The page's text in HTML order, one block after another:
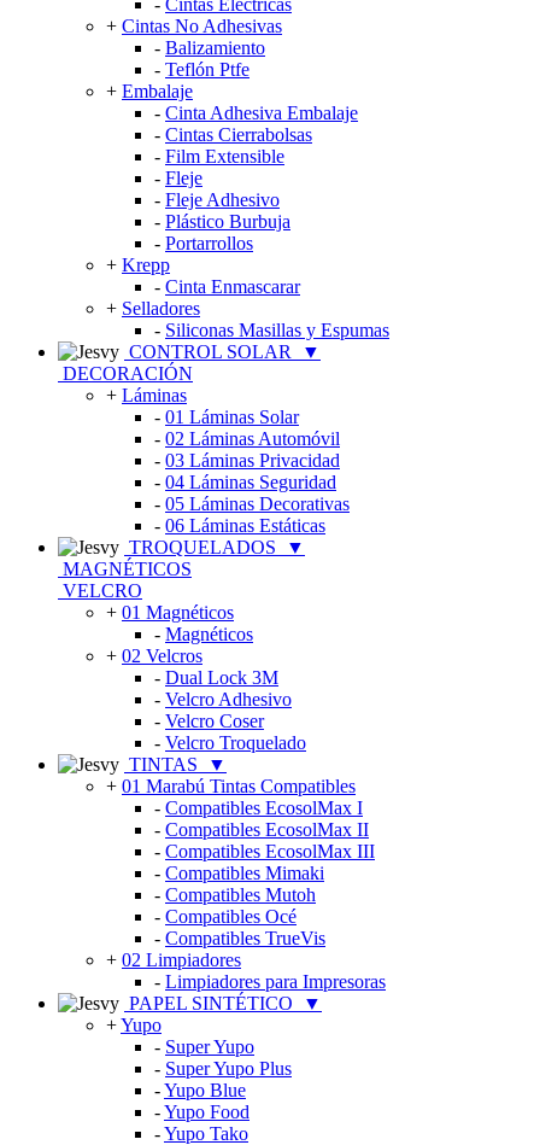
- Cintas Eléctricas
+ Cintas No Adhesivas
- Balizamiento
- Teflón Ptfe
+ Embalaje
- Cinta Adhesiva Embalaje
- Cintas Cierrabolsas
- Film Extensible
- Fleje
- Fleje Adhesivo
- Plástico Burbuja
- Portarrollos
+ Krepp
- Cinta Enmascarar
+ Selladores
- Siliconas Masillas y Espumas
CONTROL SOLAR
▼
DECORACIÓN
+ Láminas
- 01 Láminas Solar
- 02 Láminas Automóvil
- 03 Láminas Privacidad
- 04 Láminas Seguridad
- 05 Láminas Decorativas
- 06 Láminas Estáticas
TROQUELADOS
▼
MAGNÉTICOS
VELCRO
+ 01 Magnéticos
- Magnéticos
+ 02 Velcros
- Dual Lock 3M
- Velcro Adhesivo
- Velcro Coser
- Velcro Troquelado
TINTAS
▼
+ 01 Marabú Tintas Compatibles
- Compatibles EcosolMax I
- Compatibles EcosolMax II
- Compatibles EcosolMax III
- Compatibles Mimaki
- Compatibles Mutoh
- Compatibles Océ
- Compatibles TrueVis
+ 02 Limpiadores
- Limpiadores para Impresoras
PAPEL SINTÉTICO
▼
+Yupo
- Super Yupo
- Super Yupo Plus
-Yupo Blue
-Yupo Food
-Yupo Tako